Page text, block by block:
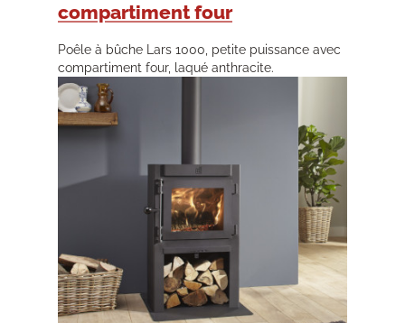
compartiment four
Poêle à bûche Lars 1000, petite puissance avec
compartiment four, laqué anthracite.